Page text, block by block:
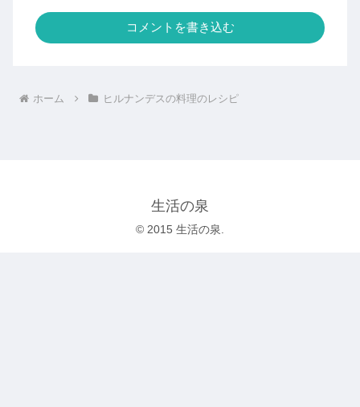
コメントを書き込む
ホーム ヒルナンデスの料理のレシピ
生活の泉
© 2015 生活の泉.